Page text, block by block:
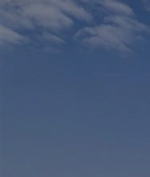
Cookies beheer paneel